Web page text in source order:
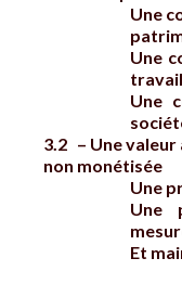
Une
Une
travail
Une
3.2 – Une
non monétisée
Une
Une
Et